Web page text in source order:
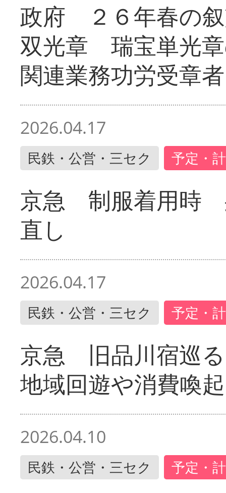
政府 ２６年春の
双光章 瑞宝単光
関連業務功労受章者
2026.04.17
民鉄・公営・三セク 予定・
京急 制服着用時
直し
2026.04.17
民鉄・公営・三セク 予定・
京急 旧品川宿巡
地域回遊や消費喚起
2026.04.10
民鉄・公営・三セク 予定・